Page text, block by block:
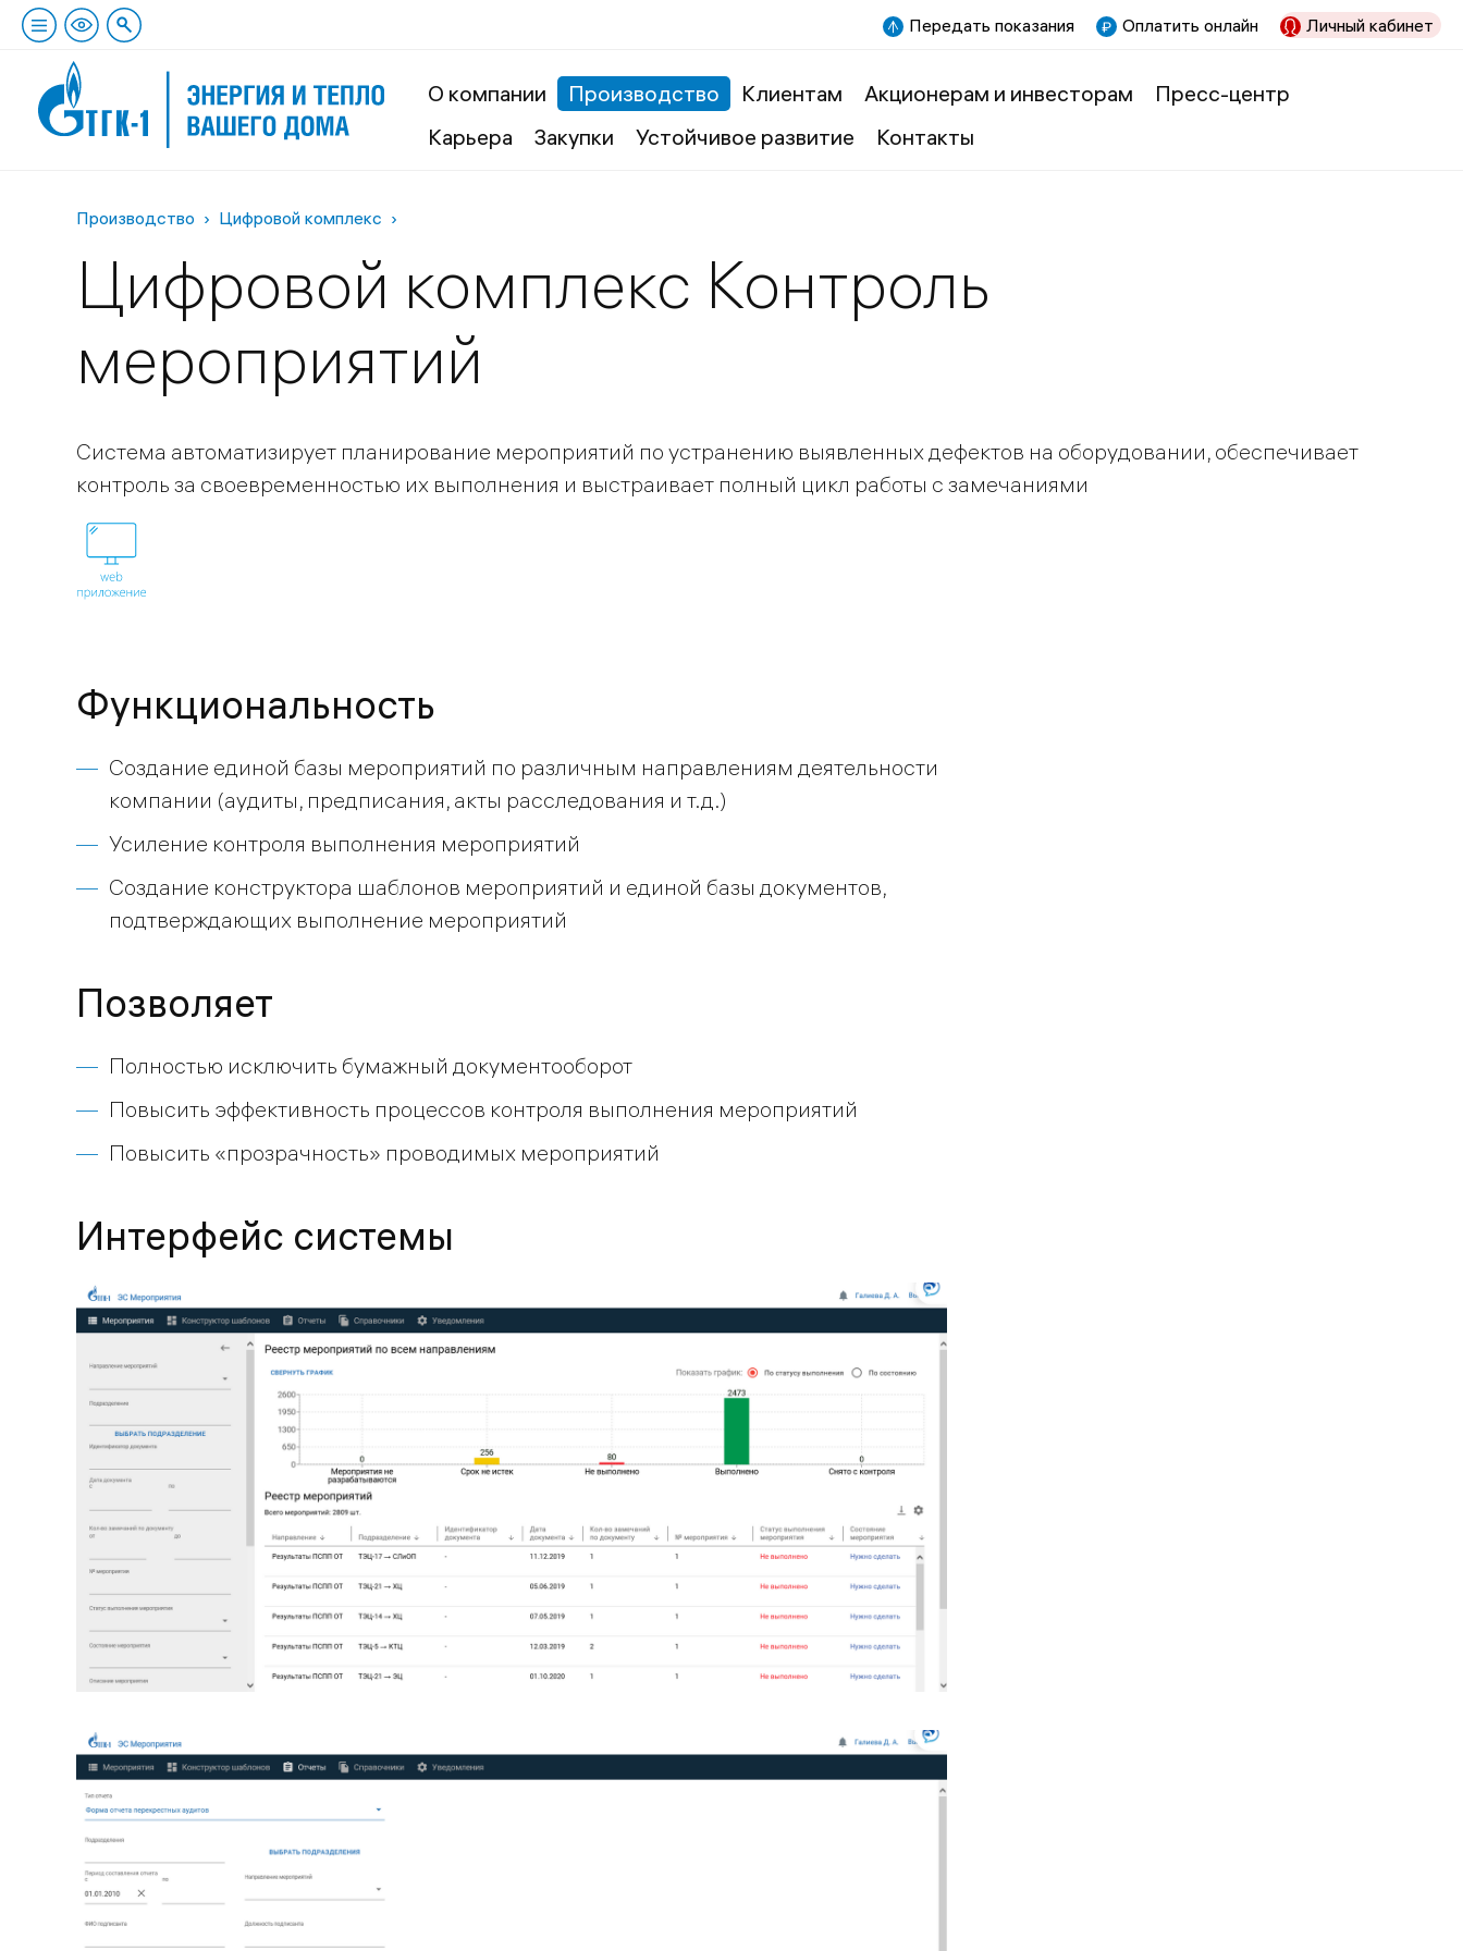
Передать показания Оплатить онлайн Личный кабинет
О компании Производство Клиентам Акционерам и инвесторам
Пресс-центр
Карьера
Закупки Устойчивое развитие Контакты
Производство Цифровой комплекс
Цифровой комплекс Контроль
мероприятий
Система автоматизирует планирование мероприятий по устранению выявленных дефектов на оборудовании, обеспечивает
контроль за своевременностью их выполнения и выстраивает полный цикл работы с замечаниями
Функциональность
Создание единой базы мероприятий по различным направлениям деятельности
компании (аудиты, предписания, акты расследования и т.д.)
Усиление контроля выполнения мероприятий
Создание конструктора шаблонов мероприятий и единой базы документов,
подтверждающих выполнение мероприятий
Позволяет
Полностью исключить бумажный документооборот
Повысить эффективность процессов контроля выполнения мероприятий
Повысить «прозрачность» проводимых мероприятий
Интерфейс системы